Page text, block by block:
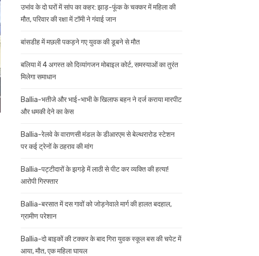
उभांव के दो घरों में सांप का कहर: झाड़-फूंक के चक्कर में महिला की
मौत, परिवार की रक्षा में टॉमी ने गंवाई जान
बांसडीह में मछली पकड़ने गए युवक की डूबने से मौत
बलिया में 4 अगस्त को दिव्यांगजन मोबाइल कोर्ट, समस्याओं का तुरंत
मिलेगा समाधान
Ballia-भतीजे और भाई-भाभी के खिलाफ बहन ने दर्ज कराया मारपीट
और धमकी देने का केस
Ballia-रेलवे के वाराणसी मंडल के डीआरएम से बेल्थरारोड स्टेशन
पर कई ट्रेनों के ठहराव की मांग
Ballia-पट्टीदारों के झगड़े में लाठी से पीट कर व्यक्ति की हत्या!
आरोपी गिरफ्तार
Ballia-बरसात में दस गावों को जोड़नेवाले मार्ग की हालत बदहाल,
ग्रामीण परेशान
Ballia-दो बाइकों की टक्कर के बाद गिरा युवक स्कूल बस की चपेट में
आया, मौत, एक महिला घायल